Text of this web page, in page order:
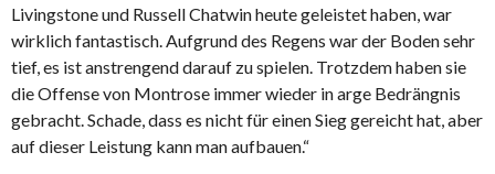
Livingstone und Russell Chatwin heute geleistet haben, war
wirklich fantastisch. Aufgrund des Regens war der Boden sehr
tief, es ist anstrengend darauf zu spielen. Trotzdem haben sie
die Offense von Montrose immer wieder in arge Bedrängnis
gebracht. Schade, dass es nicht für einen Sieg gereicht hat, aber
auf dieser Leistung kann man aufbauen.“